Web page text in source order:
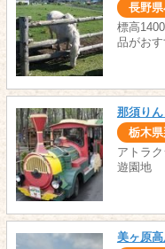
長野
標高
品がおす
那須り
栃木
アトラ
遊園地
美ヶ原